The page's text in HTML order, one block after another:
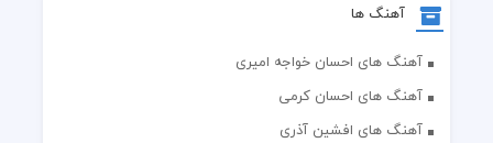
آهنگ ها
آهنگ های احسان خواجه امیری
آهنگ های احسان کرمی
آهنگ های افشین آذری